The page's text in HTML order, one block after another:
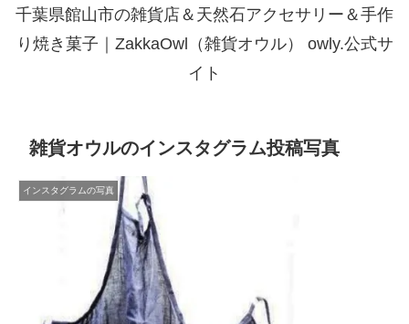
千葉県館山市の雑貨店＆天然石アクセサリー＆手作
り焼き菓子｜ZakkaOwl（雑貨オウル） owly.公式サ
イト
雑貨オウルのインスタグラム投稿写真
インスタグラムの写真